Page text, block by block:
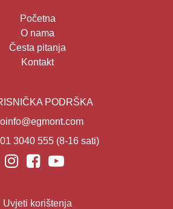
Početna
O nama
Česta pitanja
Kontakt
PODRŠKA
3040 555 (8-16 sati)
Uvjeti korištenja